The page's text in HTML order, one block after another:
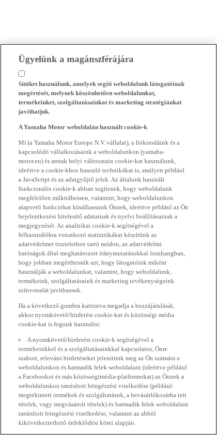
Ügyelünk a magánszférájára
Sütiket használunk, amelyek segíti weboldalunk látogatóinak
megértését, melynek köszönhetően weboldalunkat,
termékeinket, szolgáltatásainkat és marketing stratégiánkat
javíthatjuk.
A Yamaha Motor weboldalán használt cookie-k
Mi (a Yamaha Motor Europe N.V. vállalat), a fiókirodáink és a
kapcsolódó vállalkozásaink a weboldalunkon (yamaha-
motor.eu) és annak helyi változatain cookie-kat használunk,
ideértve a cookie-khoz hasonló technikákat is, amilyen például
a JavaScript és az adatgyűjtő jelek. Az általunk használt
funkcionális cookie-k abban segítenek, hogy weboldalunk
megfelelően működhessen, valamint, hogy weboldalunkon
alapvető funkciókat kínálhassunk Önnek, ideértve például az Ön
bejelentkezési hitelesítő adatainak és nyelvi beállításainak a
megjegyzését. Az analitikai cookie-k segítségével a
felhasználókra vonatkozó statisztikákat készítünk az
adatvédelmet tiszteletben tartó módon, az adatvédelmi
hatóságok által meghatározott iránymutatásokkal összhangban,
hogy jobban megérthessük azt, hogy látogatóink miként
használják a weboldalunkat, valamint, hogy weboldalunk,
termékeink, szolgáltatásaink és marketing tevékenységeink
színvonalát javíthassuk.
Ha a következő gombra kattintva megadja a hozzájárulását,
akkor nyomkövető/hirdetési cookie-kat és közösségi média
cookie-kat is fogunk használni:
A nyomkövető/hirdetési cookie-k segítségével a
termékeinkkel és a szolgáltatásainkkal kapcsolatos, Önre
szabott, releváns hirdetéseket jelenítünk meg az Ön számára a
weboldalunkon és harmadik felek weboldalain (ideértve például
a Facebookot és más közösségimédia-platformokat) az Önnek a
weboldalunkon tanúsított böngészési viselkedése (például:
megtekintett termékek és szolgáltatások, a bevásárlókosárba tett
tételek, vagy megvásárolt tételek) és harmadik felek weboldalain
tanúsított böngészési viselkedése, valamint az abból
kikövetkeztethető érdeklődési körei alapján.